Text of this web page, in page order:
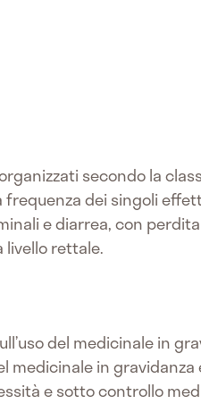
secondo la
frequenza dei singoli
e diarrea, con
rettale.
del medicinale in
medicinale in
e sotto controllo